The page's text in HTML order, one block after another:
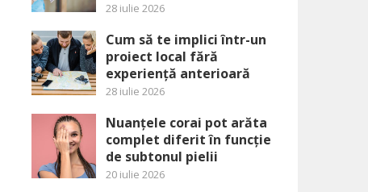
28 iulie 2026
Cum să te implici într-un
proiect local fără
experiență anterioară
28 iulie 2026
Nuanțele corai pot arăta
complet diferit în funcție
de subtonul pielii
20 iulie 2026